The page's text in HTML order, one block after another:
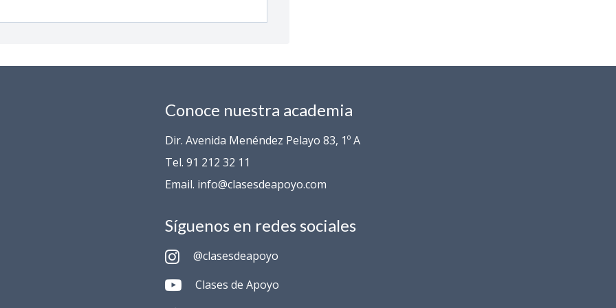
Conoce nuestra academia
Dir. Avenida Menéndez Pelayo 83, 1º A
Tel. 91 212 32 11
Email. info@clasesdeapoyo.com
Síguenos en redes sociales
@clasesdeapoyo
Clases de Apoyo